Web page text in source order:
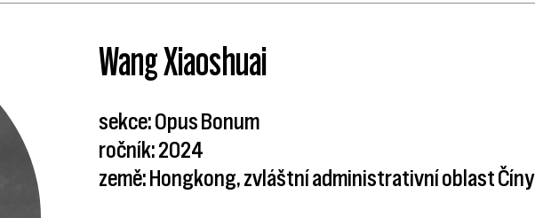
Wang Xiaoshuai
sekce: Opus Bonum
ročník: 2024
země: Hongkong, zvláštní administrativní oblast Číny